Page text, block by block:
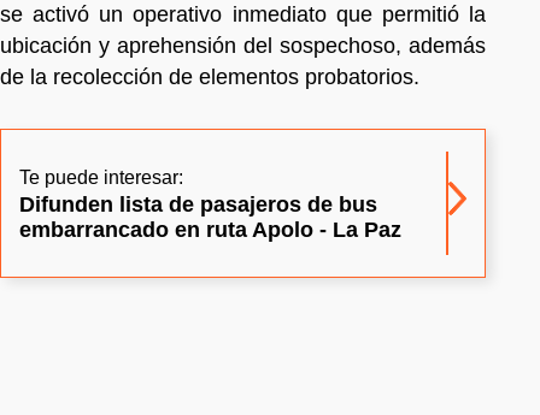
se activó un operativo inmediato que permitió la
ubicación y aprehensión del sospechoso, además
de la recolección de elementos probatorios.
Te puede interesar:
Difunden lista de pasajeros de bus
embarrancado en ruta Apolo - La Paz